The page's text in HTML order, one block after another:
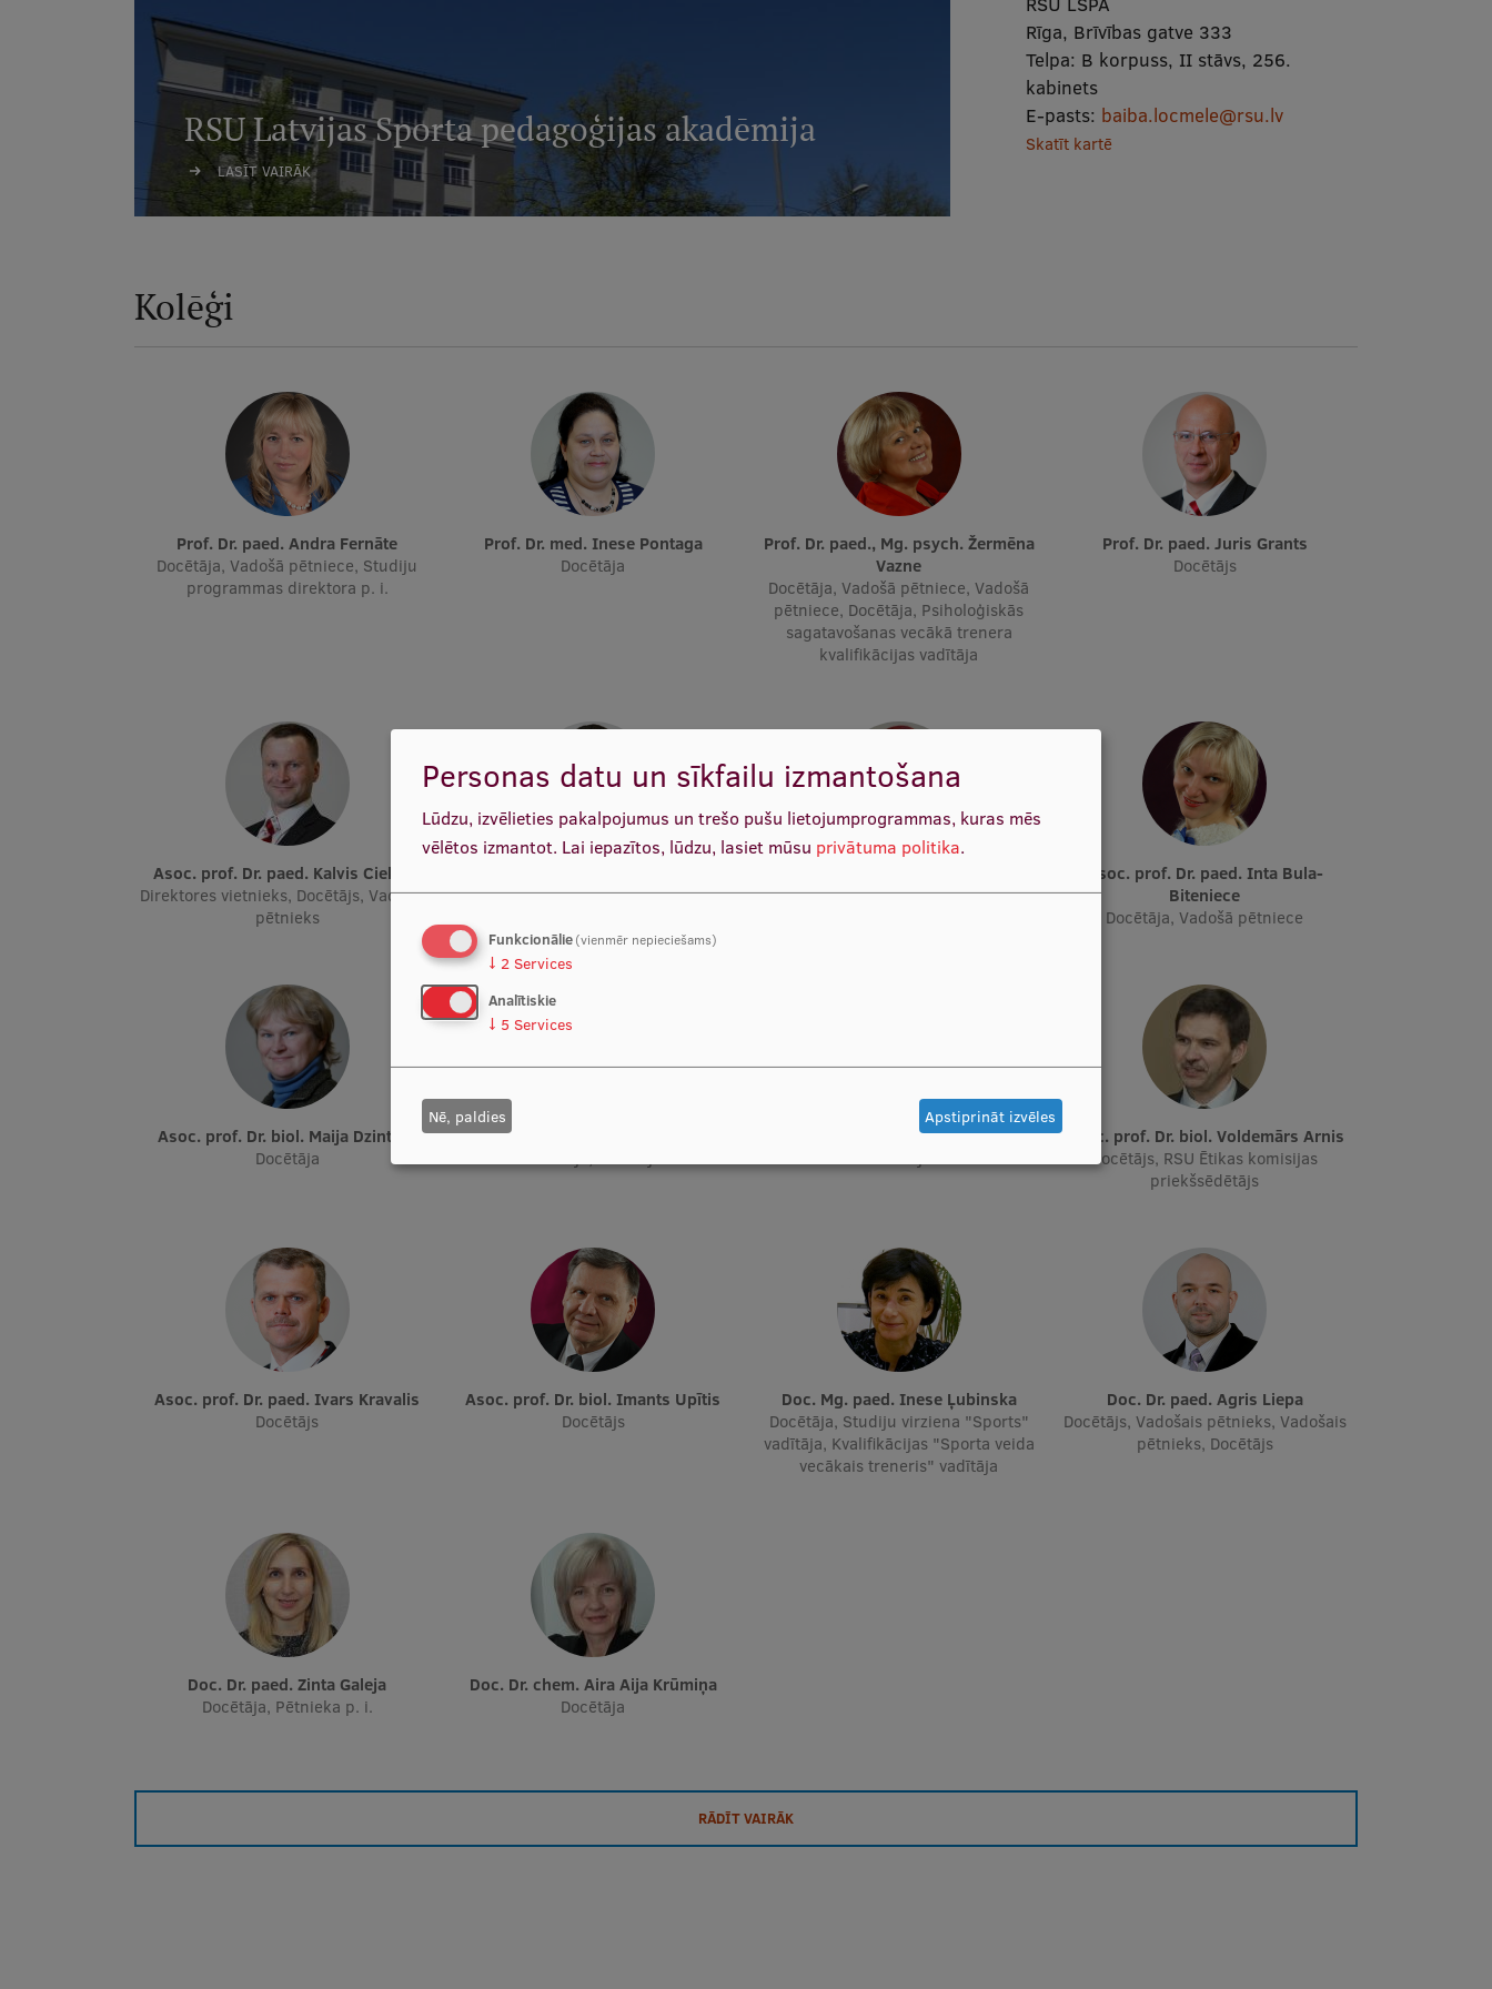
RSU Latvijas Sporta pedagoģijas akadēmija
LASĪT VAIRĀK
Rīga, Brīvības gatve 333
Telpa: B korpuss, II stāvs, 256.
kabinets
E-pasts: baiba.locmele@rsu.lv
Skatīt kartē
Kolēģi
Prof. Dr. paed. Andra Fernāte
Docētāja, Vadošā pētniece, Studiju
programmas direktora p. i.
Prof. Dr. med. Inese Pontaga
Docētāja
Prof. Dr. paed., Mg. psych. Žermēna
Vazne
Docētāja, Vadošā pētniece, Vadošā
pētniece, Docētāja, Psiholoģiskās
sagatavošanas vecākā trenera
kvalifikācijas vadītāja
Prof. Dr. paed. Juris Grants
Docētājs
Asoc. prof. Dr. paed. Kalvis Ciekurs
Direktores vietnieks, Docētājs, Vadošais
pētnieks
Katedras vadītājs, Vadošais pētnieks,
Docētāja
Biteniece
Docētāja, Vadošā pētniece
Asoc. prof. Dr. biol. Maija Dzintare
Docētāja
Asoc. prof. Dr. paed. Antra Gulbe
Asoc. prof. Dr. paed. Irēna Upeniece
Asoc. prof. Dr. biol. Voldemārs Arnis
Docētājs, RSU Ētikas komisijas
priekšsēdētājs
Asoc. prof. Dr. paed. Ivars Kravalis
Docētājs
Asoc. prof. Dr. biol. Imants Upītis
Docētājs
Doc. Mg. paed. Inese Ļubinska
Docētāja, Studiju virziena "Sports"
vadītāja, Kvalifikācijas "Sporta veida
vecākais treneris" vadītāja
Doc. Dr. paed. Agris Liepa
Docētājs, Vadošais pētnieks, Vadošais
pētnieks, Docētājs
Doc. Dr. paed. Zinta Galeja
Docētāja, Pētnieka p. i.
Doc. Dr. chem. Aira Aija Krūmiņa
Docētāja
RĀDĪT VAIRĀK
Personas datu un sīkfailu izmantošana
Lūdzu, izvēlieties pakalpojumus un trešo pušu lietojumprogrammas, kuras mēs
vēlētos izmantot. Lai iepazītos, lūdzu, lasiet mūsu privātuma politika.
Funkcionālie(vienmēr nepieciešams)
↓ 2 Services
Analītiskie
↓ 5 Services
Nē, paldies Apstiprināt izvēles